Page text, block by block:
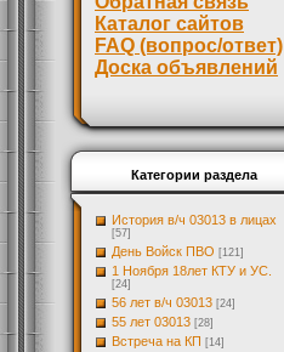
Каталог сайтов
FAQ (вопрос/ответ)
Доска объявлений
Категории раздела
История в/ч 03013 в лицах
[57]
День Войск ПВО [121]
1 Ноября 18лет КТУ и УС.
[24]
56 лет в/ч 03013 [24]
55 лет 03013 [28]
Встреча на КП [14]